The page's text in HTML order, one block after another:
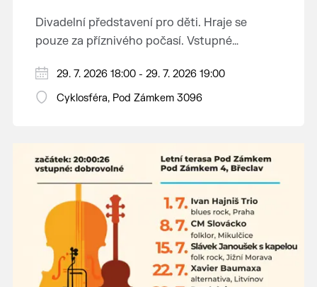
Divadelní představení pro děti. Hraje se
pouze za příznivého počasí. Vstupné
29. 7. 2026 18:00 - 29. 7. 2026 19:00
Cyklosféra, Pod Zámkem 3096